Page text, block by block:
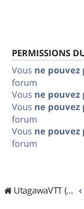
PERMISSIONS
Vous ne pouvez
forum
Vous ne pouvez
Vous ne pouvez
forum
Vous ne pouvez
forum
UtagawaVTT (Randos VTT et VTTAE avec traces GPS)